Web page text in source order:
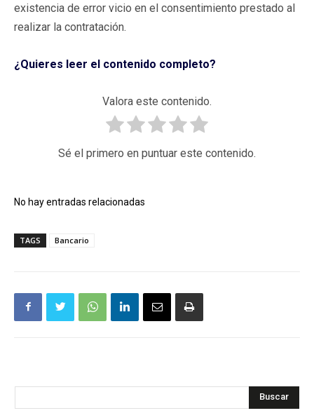
existencia de error vicio en el consentimiento prestado al
realizar la contratación.
¿Quieres leer el contenido completo?
Valora este contenido.
Sé el primero en puntuar este contenido.
No hay entradas relacionadas
TAGS Bancario
Buscar